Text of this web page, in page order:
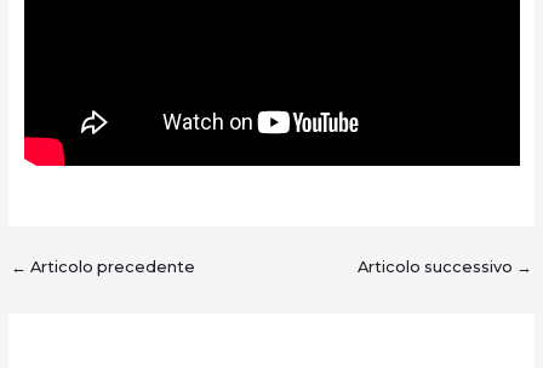
← Articolo precedente Articolo successivo →